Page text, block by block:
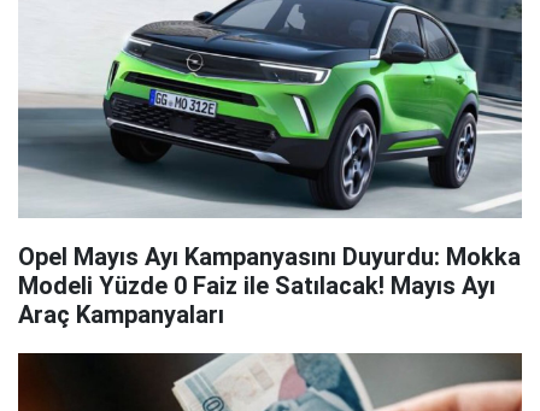
Opel Mayıs Ayı Kampanyasını Duyurdu: Mokka
Modeli Yüzde 0 Faiz ile Satılacak! Mayıs Ayı
Araç Kampanyaları